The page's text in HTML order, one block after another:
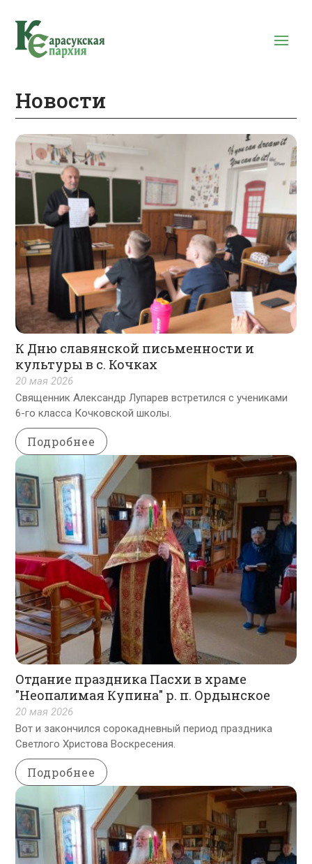
Новости
К Дню славянской письменности и
культуры в с. Кочках
20 мая 2026
Священник Александр Лупарев встретился с учениками
6-го класса Кочковской школы.
Подробнее
Отдание праздника Пасхи в храме
"Неопалимая Купина" р. п. Ордынское
20 мая 2026
Вот и закончился сорокадневный период праздника
Светлого Христова Воскресения.
Подробнее